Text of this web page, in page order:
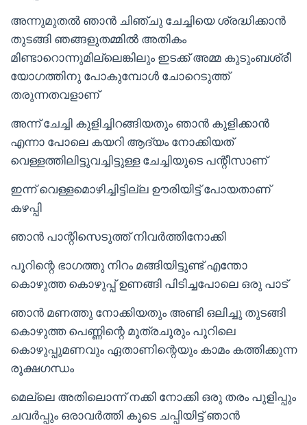
അന്നുമുതൽ ഞാൻ ചിഞ്ചു ചേച്ചിയെ ശ്രദ്ധിക്കാൻ
തുടങ്ങി ഞങ്ങളുതമ്മിൽ അതികം
മിണ്ടാറൊന്നുമില്ലെങ്കിലും ഇടക്ക് അമ്മ കുടുംബശ്രീ
യോഗത്തിനു പോകുമ്പോൾ ചോറെടുത്ത്
തരുന്നതവളാണ്
അന്ന് ചേച്ചി കുളിച്ചിറങ്ങിയതും ഞാൻ കുളിക്കാൻ
എന്നാ പോലെ കയറി ആദ്യം നോക്കിയത്
വെള്ളത്തിലിട്ടുവച്ചിട്ടുള്ള ചേച്ചിയുടെ പന്റീസാണ്
ഇന്ന് വെള്ളമൊഴിച്ചിട്ടില്ല ഊരിയിട്ട് പോയതാണ്
കഴപ്പി
ഞാൻ പാന്റിസെടുത്ത് നിവർത്തിനോക്കി
പൂറിന്റെ ഭാഗത്തു നിറം മങ്ങിയിട്ടുണ്ട് എന്തോ
കൊഴുത്ത കൊഴുപ്പ് ഉണങ്ങി പിടിച്ചപോലെ ഒരു പാട്
ഞാൻ മണത്തു നോക്കിയതും അണ്ടി ഒലിച്ചു തുടങ്ങി
കൊഴുത്ത പെണ്ണിന്റെ മൂത്രചൂരും പൂറിലെ
കൊഴുപ്പുമണവും ഏതാണിന്റെയും കാമം കത്തിക്കുന്ന
രൂക്ഷഗന്ധം
മെല്ലെ അതിലൊന്ന് നക്കി നോക്കി ഒരു തരം പുളിപ്പും
ചവർപ്പും ഒരാവർത്തി കൂടെ ചപ്പിയിട്ട് ഞാൻ